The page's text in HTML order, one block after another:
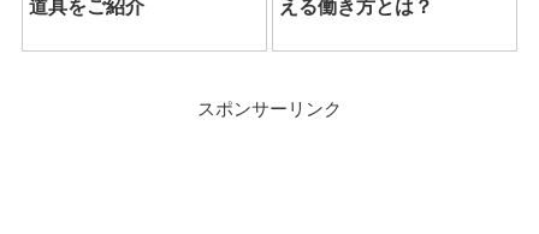
道具をご紹介
える働き方とは？
スポンサーリンク